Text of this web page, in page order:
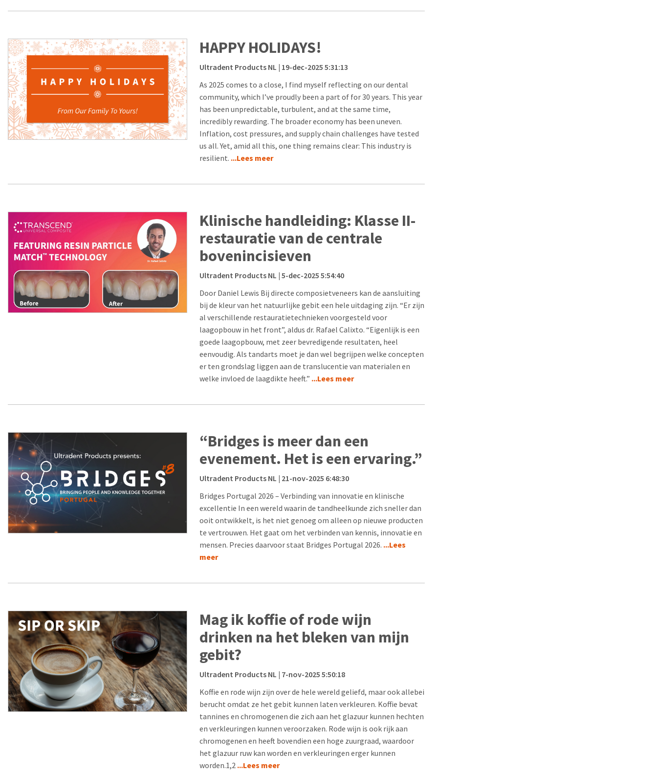
HAPPY HOLIDAYS!
Ultradent Products NL | 19-dec-2025 5:31:13
As 2025 comes to a close, I find myself reflecting on our dental
community, which I’ve proudly been a part of for 30 years. This year
has been unpredictable, turbulent, and at the same time,
incredibly rewarding. The broader economy has been uneven.
Inflation, cost pressures, and supply chain challenges have tested
us all. Yet, amid all this, one thing remains clear: This industry is
resilient. ...Lees meer
Klinische handleiding: Klasse II-
restauratie van de centrale
bovenincisieven
Ultradent Products NL | 5-dec-2025 5:54:40
Door Daniel Lewis Bij directe composietveneers kan de aansluiting
bij de kleur van het natuurlijke gebit een hele uitdaging zijn. “Er zijn
al verschillende restauratietechnieken voorgesteld voor
laagopbouw in het front”, aldus dr. Rafael Calixto. “Eigenlijk is een
goede laagopbouw, met zeer bevredigende resultaten, heel
eenvoudig. Als tandarts moet je dan wel begrijpen welke concepten
er ten grondslag liggen aan de translucentie van materialen en
welke invloed de laagdikte heeft.” ...Lees meer
“Bridges is meer dan een
evenement. Het is een ervaring.”
Ultradent Products NL | 21-nov-2025 6:48:30
Bridges Portugal 2026 – Verbinding van innovatie en klinische
excellentie In een wereld waarin de tandheelkunde zich sneller dan
ooit ontwikkelt, is het niet genoeg om alleen op nieuwe producten
te vertrouwen. Het gaat om het verbinden van kennis, innovatie en
mensen. Precies daarvoor staat Bridges Portugal 2026. ...Lees
meer
Mag ik koffie of rode wijn
drinken na het bleken van mijn
gebit?
Ultradent Products NL | 7-nov-2025 5:50:18
Koffie en rode wijn zijn over de hele wereld geliefd, maar ook allebei
berucht omdat ze het gebit kunnen laten verkleuren. Koffie bevat
tannines en chromogenen die zich aan het glazuur kunnen hechten
en verkleuringen kunnen veroorzaken. Rode wijn is ook rijk aan
chromogenen en heeft bovendien een hoge zuurgraad, waardoor
het glazuur ruw kan worden en verkleuringen erger kunnen
worden.1,2...Lees meer